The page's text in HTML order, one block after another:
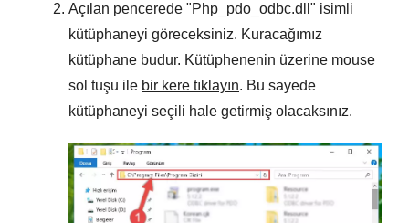
Açılan pencerede "Php_pdo_odbc.dll " isimli
kütüphaneyi göreceksiniz. Kuracağımız
kütüphane budur. Kütüphenenin üzerine mouse
sol tuşu ile bir kere tıklayın. Bu sayede
kütüphaneyi seçili hale getirmiş olacaksınız.